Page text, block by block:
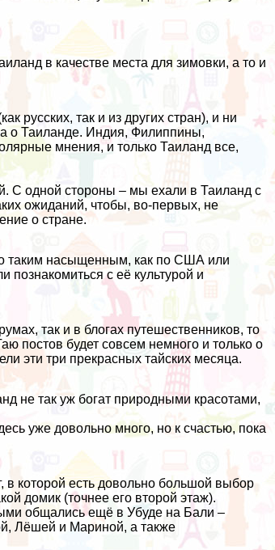
в качестве места для зимовки, а то и
русских, так и из других стран), и ни
о Таиланде. Индия, Филиппины,
мнения, и толькоТаиланд все,
С одной стороны – мы ехали в Таиланд c
ожиданий, чтобы, во-первых, не
о стране.
таким насыщенным, как поСША или
познакомиться с её культурой и
так и в блогах путешественников, то
постов будет совсем немного и только о
эти три прекрасных тайских месяца.
не так уж богат природными красотами,
уже довольно много, но к счастью, пока
которой есть довольно большой выбор
домик (точнее его второй этаж).
общались ещё в Убуде на Бали–
Лёшей и Мариной, а также